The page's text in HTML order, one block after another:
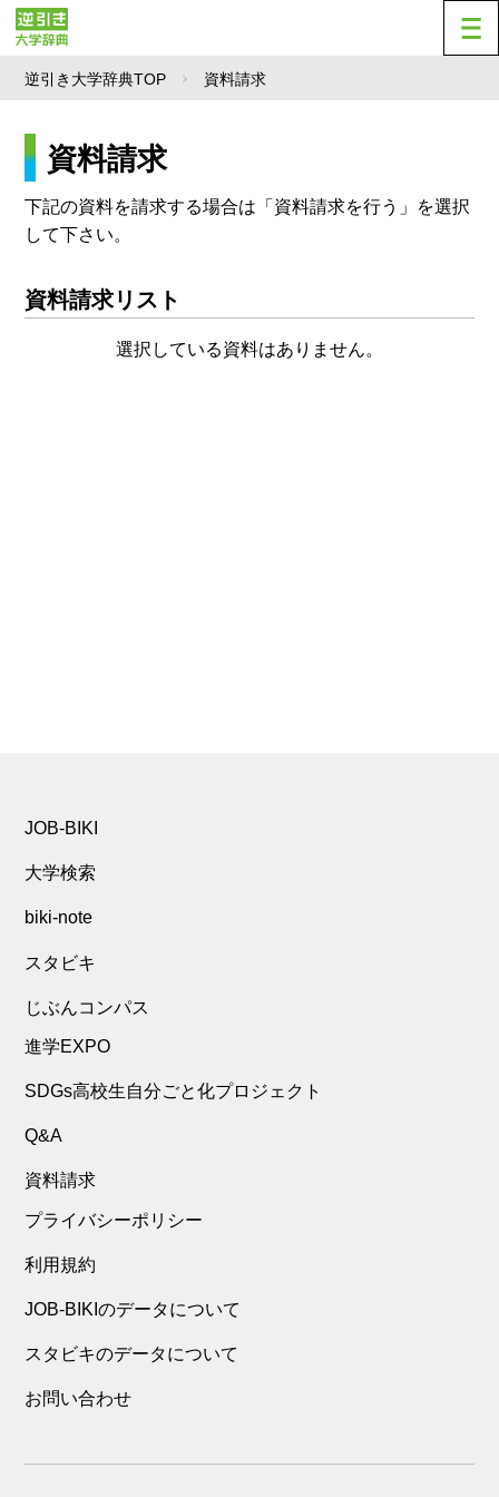
逆引き大学辞典TOP 資料請求
資料請求
下記の資料を請求する場合は「資料請求を行う」を選択
して下さい。
資料請求リスト
選択している資料はありません。
JOB-BIKI
大学検索
biki-note
スタビキ
じぶんコンパス
進学EXPO
SDGs高校生自分ごと化プロジェクト
Q&A
資料請求
プライバシーポリシー
利用規約
JOB-BIKIのデータについて
スタビキのデータについて
お問い合わせ